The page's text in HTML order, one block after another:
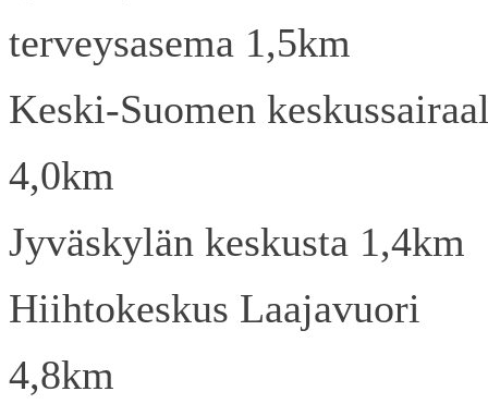
terveysasema 1,5km
Keski-Suomen
4,0km
Jyväskylän keskusta 1,4km
Hiihtokeskus Laajavuori
4,8km